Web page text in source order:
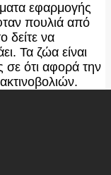
εφαρμογής
πουλιά από
δείτε να
Τα ζώα είναι
ότι αφορά την